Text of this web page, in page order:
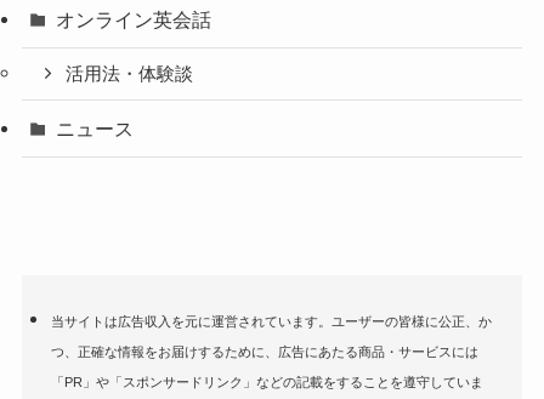
オンライン英会話
活用法・体験談
ニュース
当サイトは広告収入を元に運営されています。ユーザーの皆様に公正、か
つ、正確な情報をお届けするために、広告にあたる商品・サービスには
「PR」や「スポンサードリンク」などの記載をすることを遵守していま